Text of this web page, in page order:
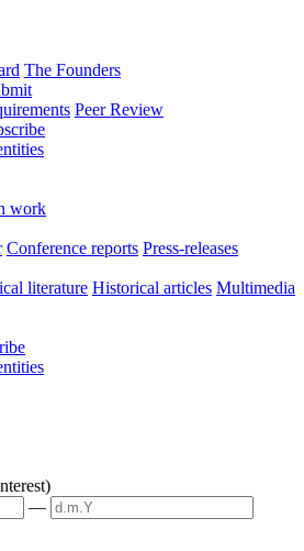
The Founders
Peer Review
work
Conference reports Press-releases
literature Historical articles Multimedia
—